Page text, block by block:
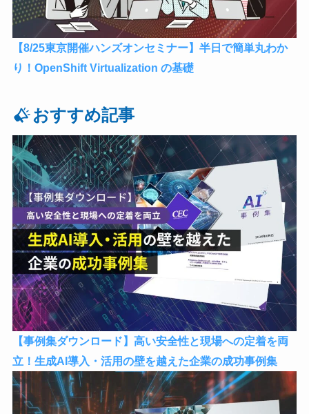
【8/25東京開催ハンズオンセミナー】半日で簡単丸わか
り！OpenShift Virtualization の基礎
おすすめ記事
【事例集ダウンロード】高い安全性と現場への定着を両
立！生成AI導入・活用の壁を越えた企業の成功事例集